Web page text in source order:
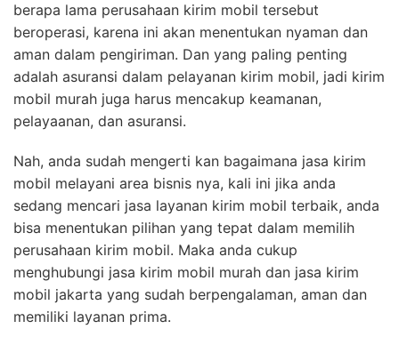
berapa lama perusahaan kirim mobil tersebut
beroperasi, karena ini akan menentukan nyaman dan
aman dalam pengiriman. Dan yang paling penting
adalah asuransi dalam pelayanan kirim mobil, jadi kirim
mobil murah juga harus mencakup keamanan,
pelayaanan, dan asuransi.
Nah, anda sudah mengerti kan bagaimana jasa kirim
mobil melayani area bisnis nya, kali ini jika anda
sedang mencari jasa layanan kirim mobil terbaik, anda
bisa menentukan pilihan yang tepat dalam memilih
perusahaan kirim mobil. Maka anda cukup
menghubungi jasa kirim mobil murah dan jasa kirim
mobil jakarta yang sudah berpengalaman, aman dan
memiliki layanan prima.